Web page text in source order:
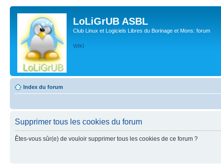
LoLiGrUB ASBL
Club Linux et Logiciels Libres du Borinage et Mons: forum
WIKI
Index du forum
Supprimer tous les cookies du forum
Êtes-vous sûr(e) de vouloir supprimer tous les cookies de ce forum ?